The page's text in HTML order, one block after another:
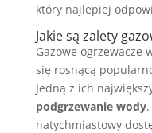
który najlepiej
Jakie są zalety
Gazowe ogrzewacze
się rosnącą
Jedną z ich
podgrzewanie wody,
natychmiastowy